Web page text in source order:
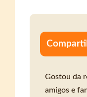
Gostou da
amigos e